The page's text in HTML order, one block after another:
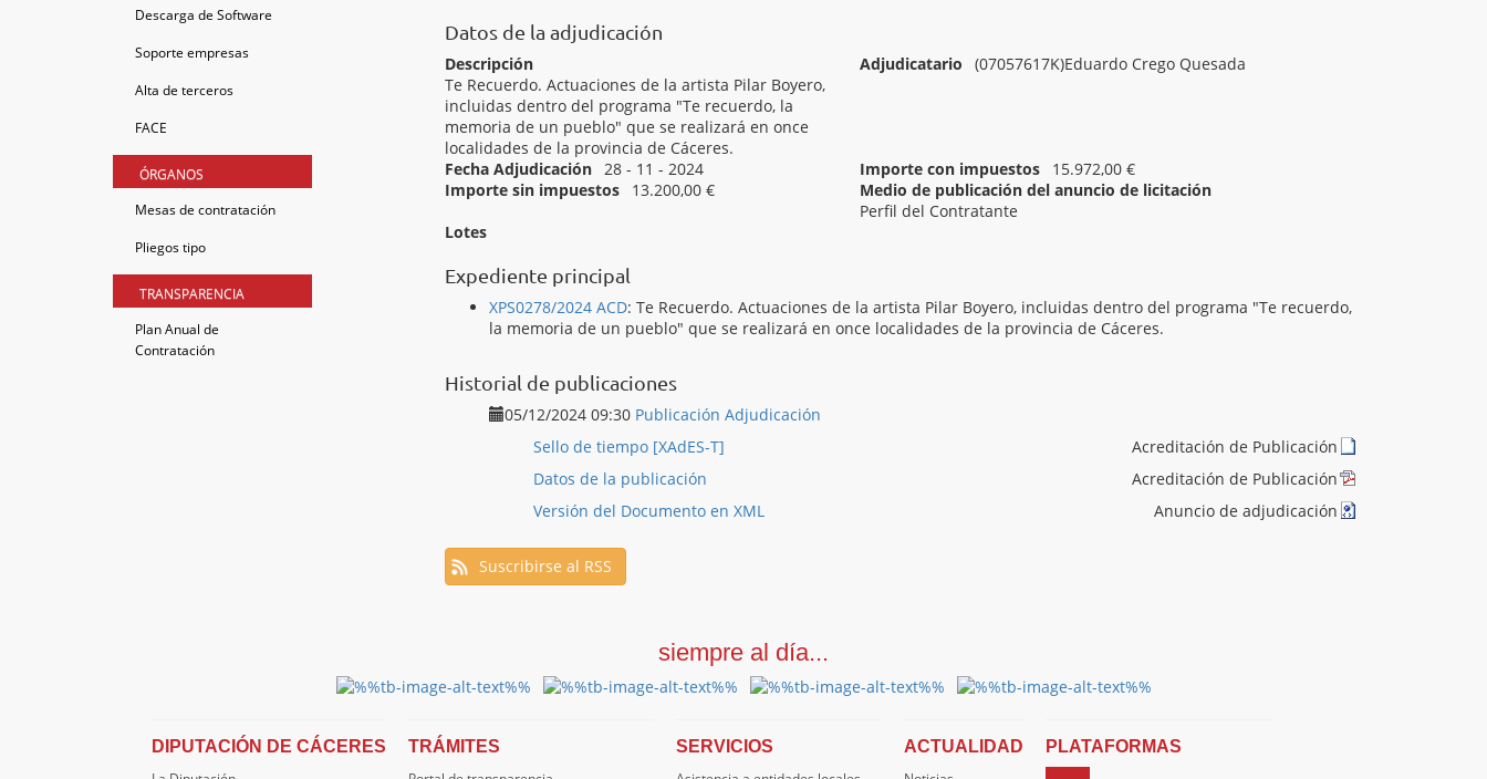
Descarga de Software
Soporte empresas
Alta de terceros
FACE
ÓRGANOS
Mesas de contratación
Pliegos tipo
TRANSPARENCIA
Plan Anual de
Contratación
Datos de la adjudicación
Descripción
Te Recuerdo. Actuaciones de la artista Pilar Boyero,
incluidas dentro del programa "Te recuerdo, la
memoria de un pueblo" que se realizará en once
localidades de la provincia de Cáceres.
Adjudicatario (07057617K)Eduardo Crego Quesada
Fecha Adjudicación 28 - 11 - 2024 Importe con impuestos
15.972,00 €
Importe sin impuestos
13.200,00 €
Medio de publicación del anuncio de licitación
Perfil del Contratante
Lotes
Expediente principal
XPS0278/2024 ACD: Te Recuerdo. Actuaciones de la artista Pilar Boyero, incluidas dentro del programa "Te recuerdo,
la memoria de un pueblo" que se realizará en once localidades de la provincia de Cáceres.
Historial de publicaciones
05/12/2024 09:30 Publicación Adjudicación
Acreditación de Publicación
Sello de tiempo [XAdES-T]
Acreditación de Publicación
Datos de la publicación
Anuncio de adjudicación
Versión del Documento en XML
Suscribirse al RSS
siempre al día...
DIPUTACIÓN DE CÁCERES
TRÁMITES
SERVICIOS
ACTUALIDAD
PLATAFORMAS